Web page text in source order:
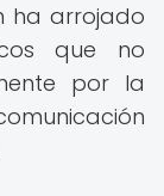
ha arrojado
que no
por la